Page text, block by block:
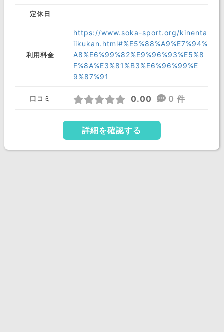
定休日
利用料金
https://www.soka-sport.org/kinenta
iikukan.html#%E5%88%A9%E7%94%
A8%E6%99%82%E9%96%93%E5%8
F%8A%E3%81%B3%E6%96%99%E
9%87%91
口コミ 0.00 0 件
詳細を確認する